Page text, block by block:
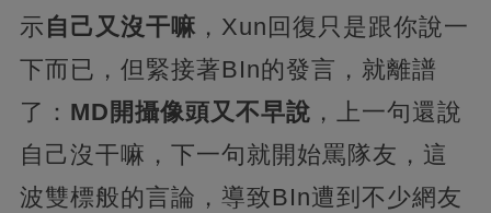
示 自己又沒干嘛 ，Xun回復只是跟你說一
下而已，但緊接著BIn的發言，就離譜
了： MD開攝像頭又不早說 ，上一句還說
自己沒干嘛，下一句就開始罵隊友，這
波雙標般的言論，導致BIn遭到不少網友